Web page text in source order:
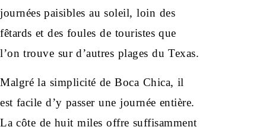
journées paisibles au soleil, loin des
fêtards et des foules de touristes que
l’on trouve sur d’autres plages du Texas.
Malgré la simplicité de Boca Chica, il
est facile d’y passer une journée entière.
La côte de huit miles offre suffisamment